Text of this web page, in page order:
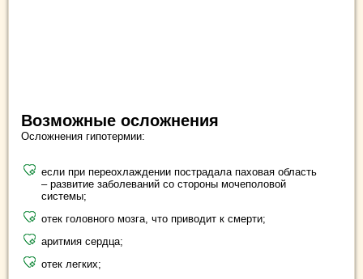
Возможные осложнения
Осложнения гипотермии:
если при переохлаждении пострадала паховая область
– развитие заболеваний со стороны мочеполовой
системы;
отек головного мозга, что приводит к смерти;
аритмия сердца;
отек легких;